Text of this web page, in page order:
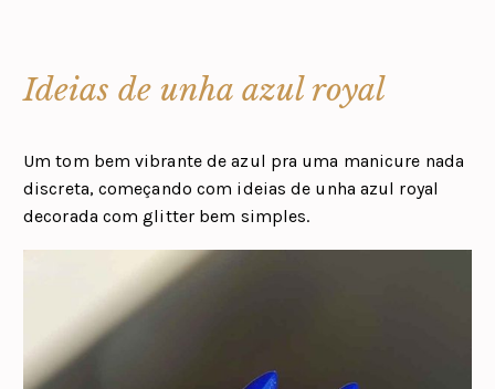
Ideias de unha azul royal
Um tom bem vibrante de azul pra uma manicure nada
discreta, começando com ideias de unha azul royal
decorada com glitter bem simples.